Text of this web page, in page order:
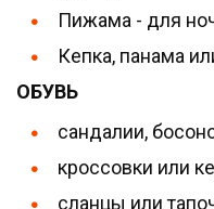
Пижама - для
Кепка, панама
ОБУВЬ
сандалии,
кроссовки или
сланцы или